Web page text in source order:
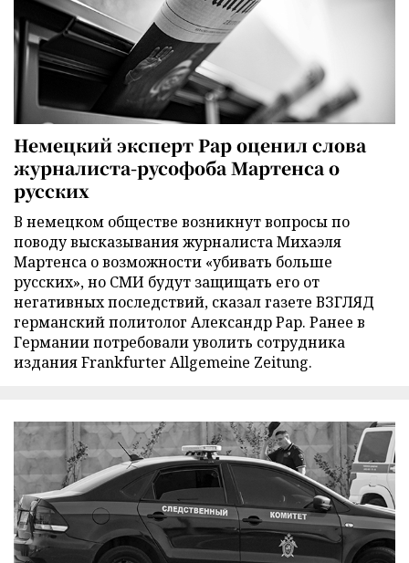
Немецкий эксперт Рар оценил слова
журналиста-русофоба Мартенса о
русских
В немецком обществе возникнут вопросы по
поводу высказывания журналиста Михаэля
Мартенса о возможности «убивать больше
русских», но СМИ будут защищать его от
негативных последствий, сказал газете ВЗГЛЯД
германский политолог Александр Рар. Ранее в
Германии потребовали уволить сотрудника
издания Frankfurter Allgemeine Zeitung.